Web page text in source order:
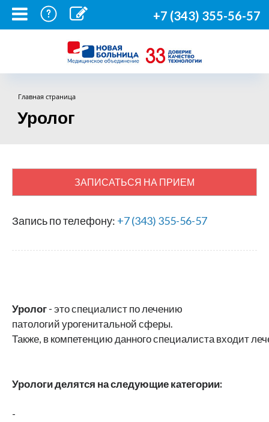
+7 (343) 355-56-57
Главная страница
Уролог
ЗАПИСАТЬСЯ НА ПРИЕМ
Запись по телефону: +7 (343) 355-56-57
Уролог - это специалист по лечению
патологий урогенитальной сферы.
Также, в компетенцию данного специалиста входит
Урологи делятся на следующие категории:
-